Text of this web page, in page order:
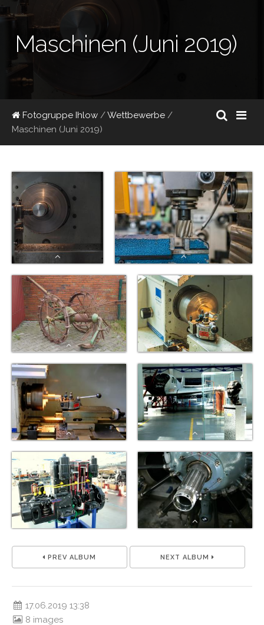
Maschinen (Juni 2019)
Fotogruppe Ihlow /Wettbewerbe /
Maschinen (Juni 2019)
PREV ALBUM NEXT ALBUM
17.06.2019 13:38
8 images